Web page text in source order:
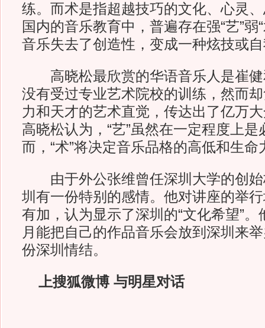
练。而术是指超越技巧的文化、心灵
国内的音乐教育中，普遍存在强“艺”弱
音乐失去了创造性，变成一种炫技或
高晓松最欣赏的华语音乐人是崔健
没有受过专业艺术院校的训练，然而
力和天才的艺术直觉，传达出了亿万
高晓松认为，“艺”虽然在一定程度上是
而，“术”将决定音乐品格的高低和生命
由于外公张维曾任深圳大学的创始
圳有一份特别的感情。他对讲座的举
有加，认为显示了深圳的“文化希望”
月能把自己的作品音乐会放到深圳来
份深圳情结。
上搜狐微博 与明星对话